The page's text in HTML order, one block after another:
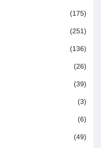
(175)
(251)
(136)
(26)
(39)
(3)
(6)
(49)